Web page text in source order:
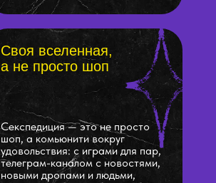
Своя вселенная,
а не просто шоп
Секспедиция — это не просто
шоп, а комьюнити вокруг
удовольствия: с играми для пар,
телеграм-каналом с новостями,
новыми дропами и людьми,